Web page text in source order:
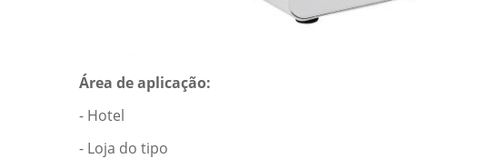
Área de aplicação:
- Hotel
- Loja do tipo